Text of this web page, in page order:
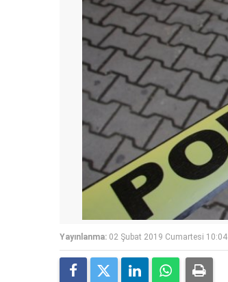
Yayınlanma: 02 Şubat 2019 Cumartesi 10:04